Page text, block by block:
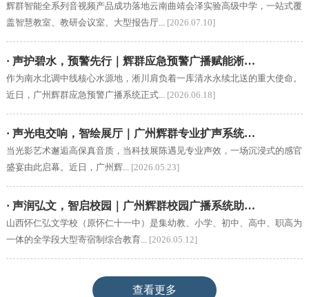
辉群智能全系列音视频产品成功落地云南曲靖会泽实验高级中学，一站式覆
盖智慧教室、教研会议室、大型报告厅... [2026.07.10]
· 声护碧水，预警先行｜辉群应急预警广播赋能淅…
作为南水北调中线核心水源地，淅川肩负着一库清水永续北送的重大使命。
近日，广州辉群应急预警广播系统正式... [2026.06.18]
· 声光电交响，智绘展厅｜广州辉群专业扩声系统…
当光影艺术邂逅高保真音质，当科技展陈遇见专业声效，一场沉浸式的感官
盛宴由此启幕。近日，广州辉... [2026.05.23]
· 声润弘文，智启校园｜广州辉群校园广播系统助…
山西怀仁弘文学校（原怀仁十一中）是集幼教、小学、初中、高中、职高为
一体的全学段大型寄宿制综合教育... [2026.05.12]
查看更多